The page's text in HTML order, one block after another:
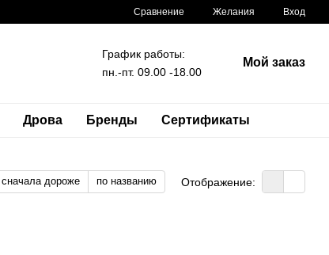
Сравнение Желания Вход
График работы:
пн.-пт. 09.00 -18.00
Мой заказ
Дрова Бренды Сертификаты
сначала дороже по названию Отображение: